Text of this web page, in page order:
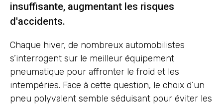
insuffisante, augmentant les risques
d'accidents.
Chaque hiver, de nombreux automobilistes
s’interrogent sur le meilleur équipement
pneumatique pour affronter le froid et les
intempéries. Face à cette question, le choix d’un
pneu polyvalent semble séduisant pour éviter les